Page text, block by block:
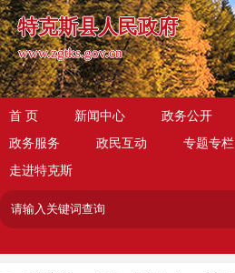
特克斯县人民政府
www.zgtks.gov.cn
首 页 新闻中心
政务公开
政务服务
政民互动
专题专栏
走进特克斯